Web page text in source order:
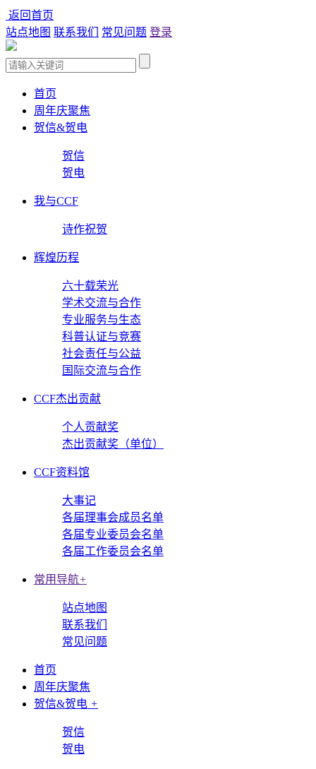
返回首页
站点地图 联系我们 常见问题 登录
首页
周年庆聚焦
贺信&贺电
贺信
贺电
我与CCF
诗作祝贺
辉煌历程
六十载荣光
学术交流与合作
专业服务与生态
科普认证与竞赛
社会责任与公益
国际交流与合作
CCF杰出贡献
个人贡献奖
杰出贡献奖（单位）
CCF资料馆
大事记
各届理事会成员名单
各届专业委员会名单
各届工作委员会名单
常用导航+
站点地图
联系我们
常见问题
首页
周年庆聚焦
贺信&贺电 +
贺信
贺电